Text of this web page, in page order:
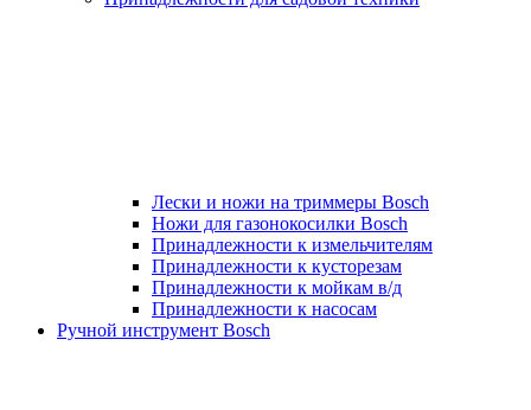
Лески и ножи на триммеры Bosch
Ножи для газонокосилки Bosch
Принадлежности к измельчителям
Принадлежности к кусторезам
Принадлежности к мойкам в/д
Принадлежности к насосам
Ручной инструмент Bosch